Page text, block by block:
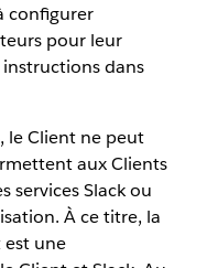
configurer
pour leur
dans
le Client ne peut
aux Clients
services Slack ou
À ce titre, la
une